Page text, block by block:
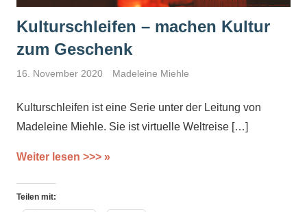
Kulturschleifen – machen Kultur
zum Geschenk
16. November 2020 Madeleine Miehle
Kulturschleifen ist eine Serie unter der Leitung von
Madeleine Miehle. Sie ist virtuelle Weltreise […]
Weiter lesen >>>
Teilen mit: